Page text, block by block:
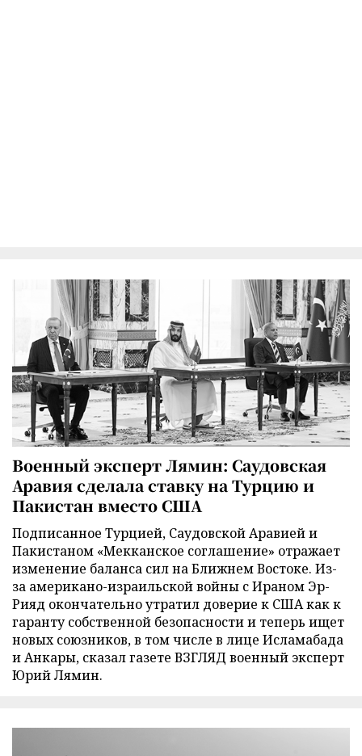
Военный эксперт Лямин: Саудовская
Аравия сделала ставку на Турцию и
Пакистан вместо США
Подписанное Турцией, Саудовской Аравией и
Пакистаном «Мекканское соглашение» отражает
изменение баланса сил на Ближнем Востоке. Из-
за американо-израильской войны с Ираном Эр-
Рияд окончательно утратил доверие к США как к
гаранту собственной безопасности и теперь ищет
новых союзников, в том числе в лице Исламабада
и Анкары, сказал газете ВЗГЛЯД военный эксперт
Юрий Лямин.